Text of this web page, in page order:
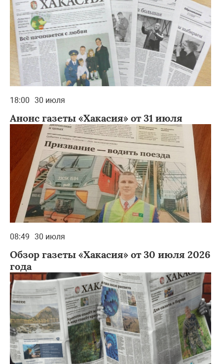
18:00 30 июля
Анонс газеты «Хакасия» от 31 июля
08:49 30 июля
Обзор газеты «Хакасия» от 30 июля 2026
года